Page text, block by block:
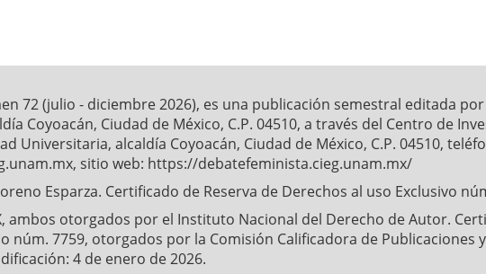
72 (julio - diciembre 2026), es una publicación semestral editada
Coyoacán, Ciudad de México, C.P. 04510, a través del Centro de
Universitaria, alcaldía Coyoacán, Ciudad de México, C.P. 04510,
sitio web: https://debatefeminista.cieg.unam.mx/
Esparza. Certificado de Reserva de Derechos al uso Exclusivo
ambos otorgados por el Instituto Nacional del Derecho de Autor.
núm. 7759, otorgados por la Comisión Calificadora de Publicaciones
4 de enero de 2026.